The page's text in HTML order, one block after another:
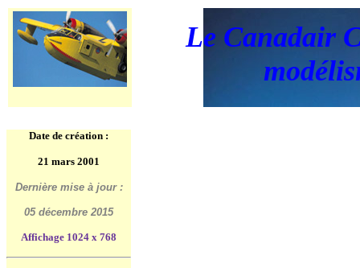
Le Canadair
Date de création :
21 mars 2001
Dernière mise à jour :
05 décembre 2015
Affichage 1024 x 768